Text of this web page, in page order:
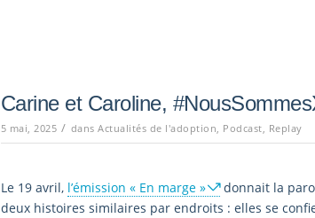
Carine et Caroline,
5 mai, 2025 / dansActualités de l'adoption Podcast Replay
Le 19 avril, l’émission « En marge » donnait la
deux histoires similaires par endroits : elles se